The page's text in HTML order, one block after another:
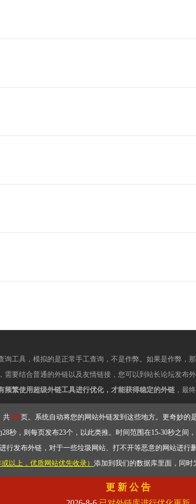
询工具，模拟的是正常手工查询，不是作弊。如果是作弊，
需要结合普通的外链以及友情链接，您可以到站长论坛发布
频繁使用超级外链工具进行优化，才能获得稳定的外链 ，最
共332页。系统自动将您的网站外链发到这些地方。更奇妙的
秒，则每页发布23个，以此类推。时间范围在15-30秒之间，
发布外链，对于一些垃圾网站、打不开等恶意的网站进行
以上，优质网站优先收录） 添加到我们的数据库里面，同时
更 新 公 告